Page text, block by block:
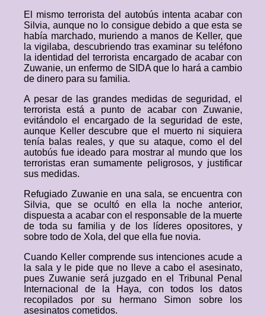
El mismo terrorista del autobús intenta acabar con
Silvia, aunque no lo consigue debido a que esta se
había marchado, muriendo a manos de Keller, que
la vigilaba, descubriendo tras examinar su teléfono
la identidad del terrorista encargado de acabar con
Zuwanie, un enfermo de SIDA que lo hará a cambio
de dinero para su familia.
A pesar de las grandes medidas de seguridad, el
terrorista está a punto de acabar con Zuwanie,
evitándolo el encargado de la seguridad de este,
aunque Keller descubre que el muerto ni siquiera
tenía balas reales, y que su ataque, como el del
autobús fue ideado para mostrar al mundo que los
terroristas eran sumamente peligrosos, y justificar
sus medidas.
Refugiado Zuwanie en una sala, se encuentra con
Silvia, que se ocultó en ella la noche anterior,
dispuesta a acabar con el responsable de la muerte
de toda su familia y de los líderes opositores, y
sobre todo de Xola, del que ella fue novia.
Cuando Keller comprende sus intenciones acude a
la sala y le pide que no lleve a cabo el asesinato,
pues Zuwanie será juzgado en el Tribunal Penal
Internacional de la Haya, con todos los datos
recopilados por su hermano Simon sobre los
asesinatos cometidos.